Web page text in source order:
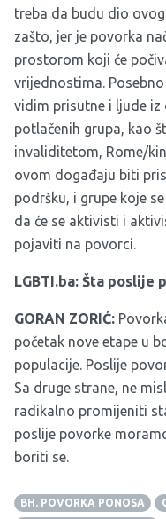
treba da budu dio
zašto, jer je povorka
prostorom koji će
vrijednostima.
vidim prisutne i ljude
potlačenih grupa, kao
invaliditetom, Rome/
ovom događaju biti
podršku, i grupe koje
da će se aktivisti i
pojaviti na povorci.
LGBTI.ba: Šta poslije
GORAN ZORIĆ:
početak nove etape u
populacije. Poslije
Sa druge strane, ne
radikalno promijeniti
poslije povorke
boriti se.
BH. POVORKA PONOSA